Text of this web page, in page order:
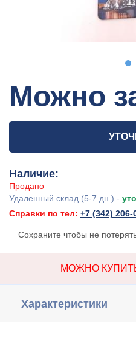
Можно
Наличие:
Продано
Удаленный склад (5-7 дн.) -
Справки по тел: +7 (342) 206-
Сохраните чтобы не
МОЖНО
Характеристики